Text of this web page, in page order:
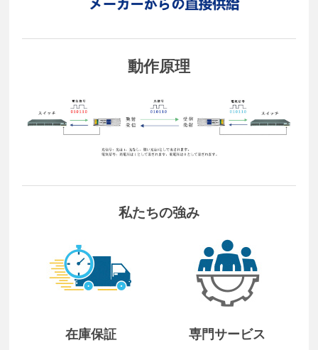
動作原理
私たちの強み
在庫保証 専門サービス